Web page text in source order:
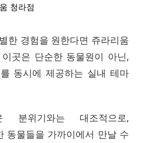
청라점
한 경험을 원한다면 쥬라리움
곳은 단순한 동물원이 아닌,
동시에 제공하는 실내 테마
분위기와는 대조적으로,
동물들을 가까이에서 만날 수